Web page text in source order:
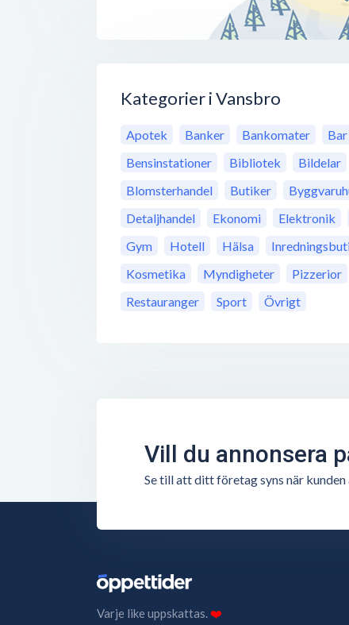
Kategorier i Vansbro
Apotek Banker Bankomater
Bensinstationer
Bibliotek Bildelar
Blomsterhandel
Butiker
Detaljhandel
Ekonomi Elektronik
Gym
Hotell Hälsa
Kosmetika
Myndigheter Pizzerior
Restauranger
Sport Övrigt
Vill du annonsera
Se till att ditt företag syns när
Varje like uppskattas.❤️